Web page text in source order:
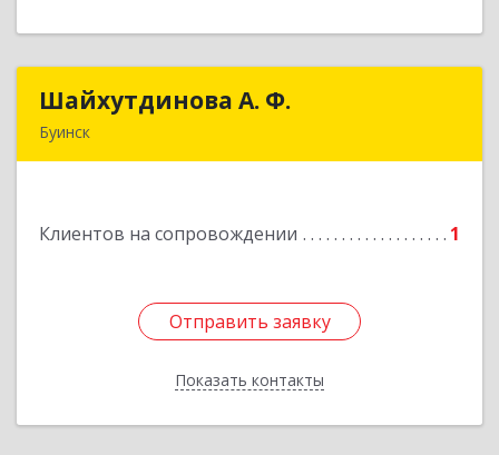
Шайхутдинова А. Ф.
Буинск
Клиентов на сопровождении 1
Отправить заявку
Показать контакты
Шайхутдинова А. Ф.
Отправить заявку
Назад